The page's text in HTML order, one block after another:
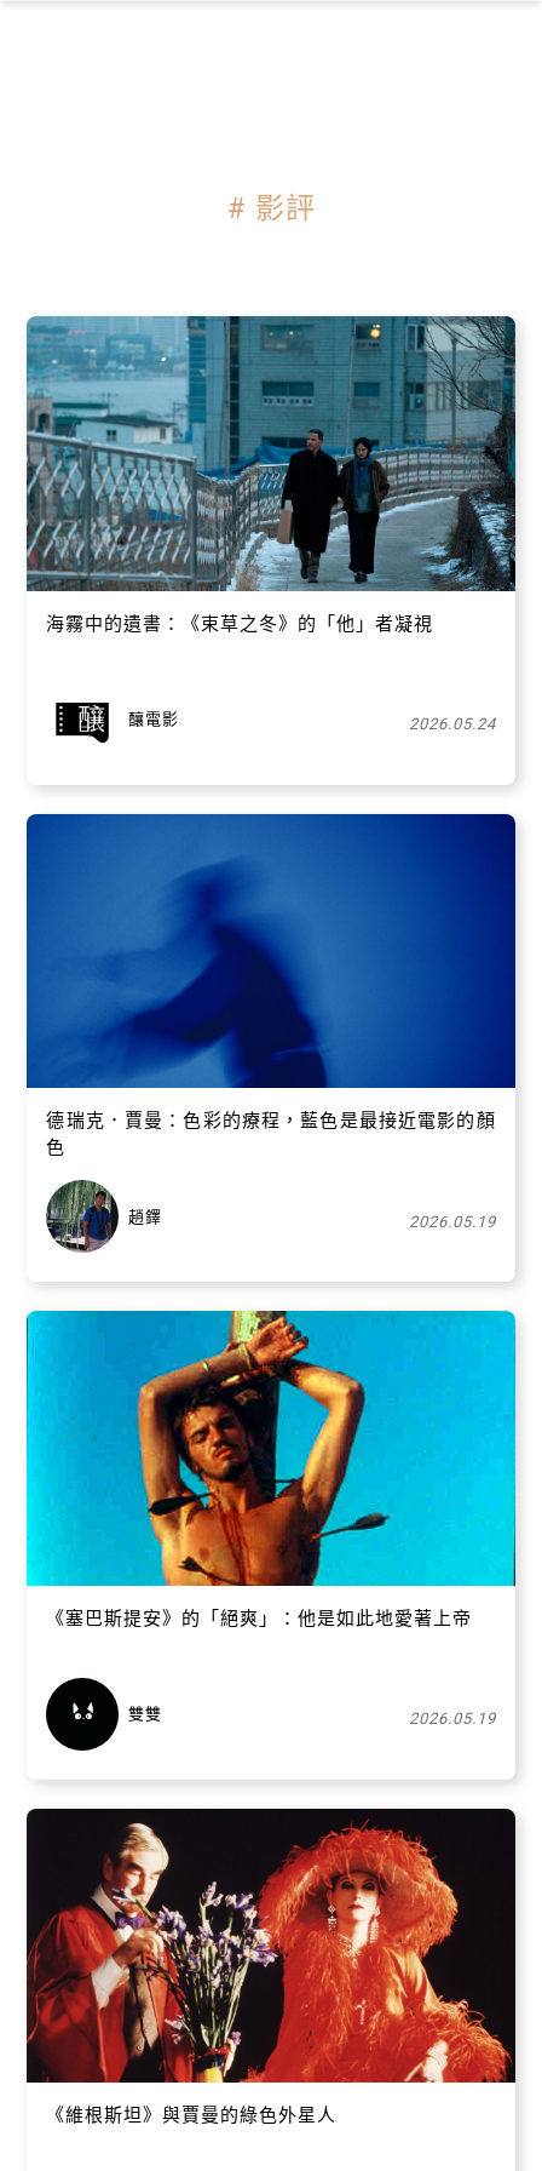
# 影評
海霧中的遺書：《束草之冬》的「他」者凝視
釀電影 2026.05.24
德瑞克．賈曼：色彩的療程，藍色是最接近電影的顏
色
趙鐸 2026.05.19
《塞巴斯提安》的「絕爽」：他是如此地愛著上帝
雙雙 2026.05.19
《維根斯坦》與賈曼的綠色外星人